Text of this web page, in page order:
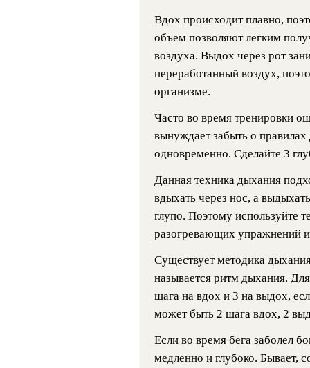
Вдох происходит плавно,
объем позволяют легким
воздуха. Выдох через рот
переработанный воздух,
организме.
Часто во время тренировки
вынуждает забыть о правилах
одновременно. Сделайте 3
Данная техника дыхания
вдыхать через нос, а
глупо. Поэтому используйте
разогревающих упражнений
Существует методика
называется ритм дыхания.
шага на вдох и 3 на выдох,
может быть 2 шага вдох, 2
Если во время бега заболел
медленно и глубоко. Бывает,